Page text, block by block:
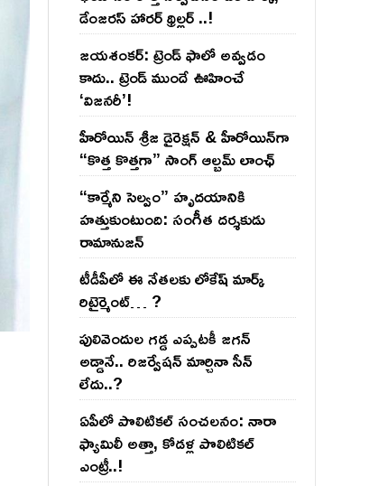
డేంజరస్ హారర్ థ్రిల్లర్ ..!
జయశంకర్: ట్రెండ్‌ ఫాలో అవ్వడం
కాదు.. ట్రెండ్‌ ముందే ఊహించే
‘విజనరీ’!
హీరోయిన్ శ్రీజ డైరెక్ష‌న్ & హీరోయిన్‌గా
“కొత్త కొత్తగా” సాంగ్ ఆల్బమ్ లాంఛ్
“కార్మేని సెల్వం” హృదయానికి
హత్తుకుంటుంది: సంగీత దర్శకుడు
రామానుజన్
టీడీపీలో ఈ నేత‌ల‌కు లోకేష్ మార్క్
రిటైర్మెంట్‌… ?
పులివెందుల గ‌డ్డ ఎప్ప‌ట‌కీ జ‌గ‌న్
అడ్డానే.. రిజ‌ర్వేష‌న్ మార్చినా సీన్
లేదు..?
ఏపీలో పొలిటిక‌ల్ సంచ‌ల‌నం: నారా
ఫ్యామిలీ అత్తా, కోడ‌ళ్ల పొలిటికల్
ఎంట్రీ..!